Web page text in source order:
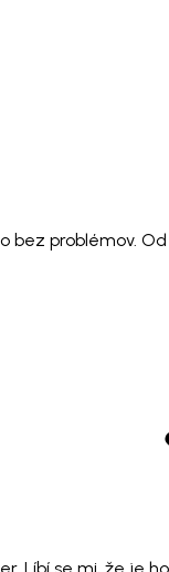
bez problémov.